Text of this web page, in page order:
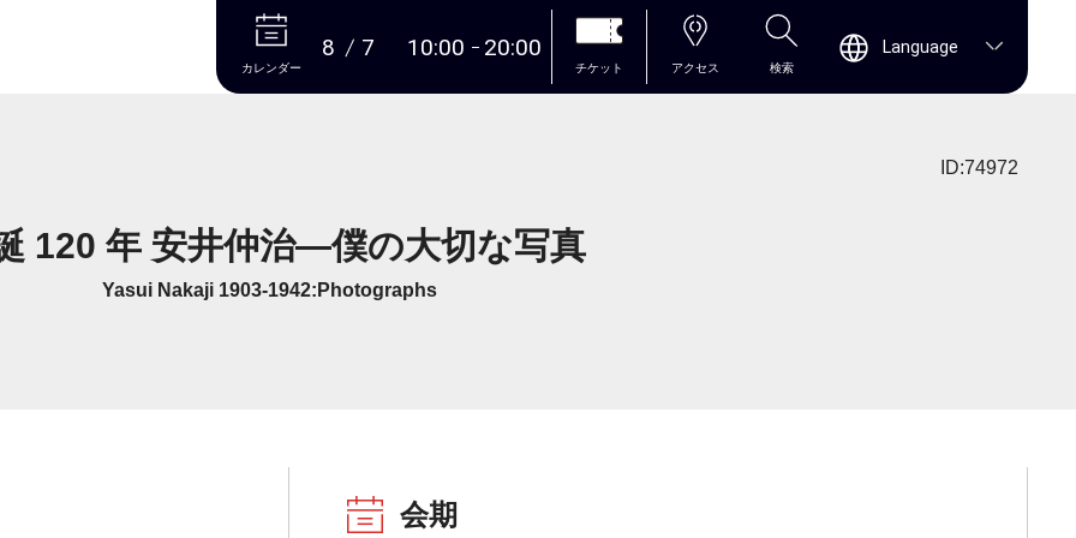
本文へ
カレンダー
8 7 10:00 20:00
チケット アクセス 検索
Language
ID:74972
120 年 安井仲治―僕の大切な写真
Yasui Nakaji 1903-1942:Photographs
会期